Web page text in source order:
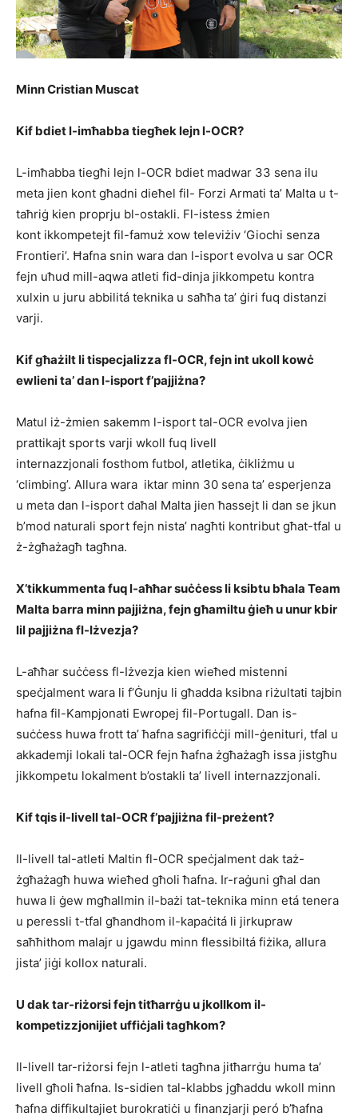
Minn Cristian Muscat
Kif bdiet l-imħabba tiegħek lejn l-OCR?
L-imħabba tiegħi lejn l-OCR bdiet madwar 33 sena ilu
meta jien kont għadni dieħel fil- Forzi Armati ta’ Malta u t-
taħriġ kien proprju bl-ostakli. Fl-istess żmien
kont ikkompetejt fil-famuż xow televiżiv ‘Giochi senza
Frontieri’. Ħafna snin wara dan l-isport evolva u sar OCR
fejn uħud mill-aqwa atleti fid-dinja jikkompetu kontra
xulxin u juru abbilitá teknika u saħħa ta’ ġiri fuq distanzi
varji.
Kif għażilt li tispecjalizza fl-OCR, fejn int ukoll kowċ
ewlieni ta’ dan l-isport f’pajjiżna?
Matul iż-żmien sakemm l-isport tal-OCR evolva jien
prattikajt sports varji wkoll fuq livell
internazzjonali fosthom futbol, atletika, ċikliżmu u
‘climbing’. Allura wara iktar minn 30 sena ta’ esperjenza
u meta dan l-isport daħal Malta jien ħassejt li dan se jkun
b’mod naturali sport fejn nista’ nagħti kontribut għat-tfal u
ż-żgħażagħ tagħna.
X’tikkummenta fuq l-aħħar suċċess li ksibtu bħala Team
Malta barra minn pajjiżna, fejn għamiltu ġieħ u unur kbir
lil pajjiżna fl-Iżvezja?
L-aħħar suċċess fl-Iżvezja kien wieħed mistenni
speċjalment wara li f’Ġunju li għadda ksibna riżultati tajbin
hafna fil-Kampjonati Ewropej fil-Portugall. Dan is-
suċċess huwa frott ta’ ħafna sagrifiċċji mill-ġenituri, tfal u
akkademji lokali tal-OCR fejn ħafna żgħażagħ issa jistgħu
jikkompetu lokalment b’ostakli ta’ livell internazzjonali.
Kif tqis il-livell tal-OCR f’pajjiżna fil-preżent?
Il-livell tal-atleti Maltin fl-OCR speċjalment dak taż-
żgħażagħ huwa wieħed għoli ħafna. Ir-raġuni għal dan
huwa li ġew mgħallmin il-bażi tat-teknika minn etá tenera
u peressli t-tfal għandhom il-kapaċitá li jirkupraw
saħħithom malajr u jgawdu minn flessibiltá fiżika, allura
jista’ jiġi kollox naturali.
U dak tar-riżorsi fejn titħarrġu u jkollkom il-
kompetizzjonijiet uffiċjali tagħkom?
Il-livell tar-riżorsi fejn l-atleti tagħna jitħarrġu huma ta’
livell għoli ħafna. Is-sidien tal-klabbs jgħaddu wkoll minn
ħafna diffikultajiet burokratiċi u finanzjarji peró b’ħafna